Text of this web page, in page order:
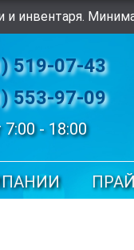
инвентаря.
519-07-43
553-97-09
7:00 - 18:00